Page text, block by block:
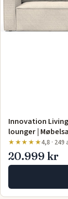
Innovation
lounger |
★★★★★4,8 ·
20.999 kr